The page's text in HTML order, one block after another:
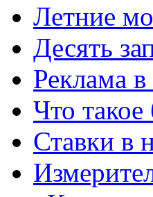
Летние
Десять
Реклама
Что
Ставки в